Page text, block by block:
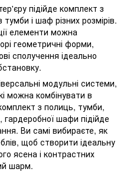
підійде комплект з
і шаф різних розмірів.
елементи можна
геометричні форми,
сполучення ідеально
модульні системи,
можна комбінувати в
з полиць, тумби,
гардеробної шафи підійде
Ви самі вибираєте, як
щоб створити ідеальну
ясена і контрастних
шарм.